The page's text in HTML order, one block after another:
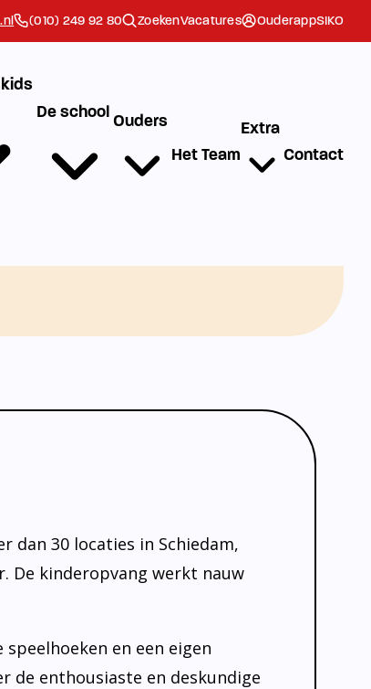
(010) 249 92 80 ZoekenVacatures OuderappSIKO
De school Ouders
Het Team
Extra
Contact
dan 30 locaties in Schiedam,
De kinderopvang werkt nauw
en een eigen
de enthousiaste en deskundige